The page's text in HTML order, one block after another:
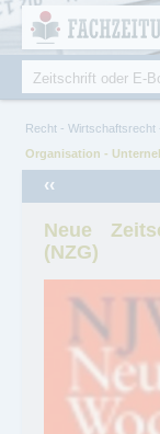
Fachmagazine
Suche
Sie sind hier
Recht - Wirtschaftsrecht
Organisation -
‹‹
Neue
(NZG)
Cookie-